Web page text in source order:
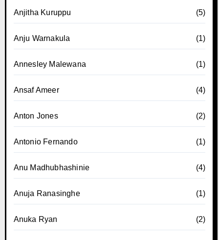
Anjitha Kuruppu (5)
Anju Warnakula (1)
Annesley Malewana (1)
Ansaf Ameer (4)
Anton Jones (2)
Antonio Fernando (1)
Anu Madhubhashinie (4)
Anuja Ranasinghe (1)
Anuka Ryan (2)